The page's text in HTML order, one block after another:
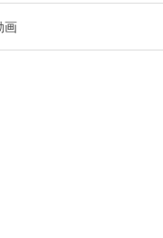
画